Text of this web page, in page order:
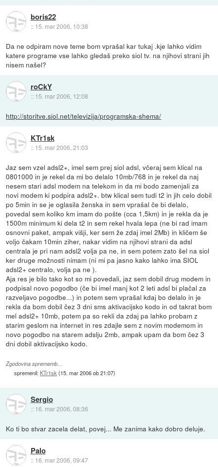
boris22
:: 15. mar 2006, 10:38
Da ne odpiram nove teme bom vprašal kar tukaj .kje lahko vidim
katere programe vse lahko gledaš preko siol tv. na njihovi strani jih
nisem našel?
roCkY
:: 15. mar 2006, 12:08
http://storitve.siol.net/televizija/programska-shema/
KTr1sk
:: 15. mar 2006, 21:03
Jaz sem vzel adsl2+, imel sem prej siol adsl, včeraj sem klical na
0801000 in je rekel da mi bo delalo 10mb/768 in je rekel da naj
nesem stari adsl modem na telekom in da mi bodo zamenjali za
novi modem ki podpira adsl2+. btw klical sem tudi t2 in jih celo dobil
po 5min in se je oglasila ženska in sem vprašal če bi delalo,
povedal sem koliko km imam do pošte (cca 1,5km) in je rekla da je
1500m minimum ki dela t2 in sem rekel hvala lepa (ne bi rad imam
osnovni paket, ampak višji, ker sem že zdaj imel 2Mb) in kličem še
voljo čakam 10min ziher, nakar vidim na njihovi strani da adsl
centrala je pri nam adsl2 volja pa ne, in sem potem zato šel na siol
ker druge možnosti nimam (ni mi pa jasno kako lahko ima SIOL
adsl2+ centralo, volja pa ne ).
Aja res je bilo tako kot so mi povedali, jaz sem dobil drug modem in
podpisal novo pogodbo (če bi imel manj kot 2 leti adsl bi plačal za
razveljavo pogodbe...) in potem sem vprašal kdaj bo delalo in je
rekla da bom dobil čez 3 dni sms aktivacijsko kodo in od takrat bom
mel adsl2+ 10mb, potem pa so rekli da zdaj pa lahko probam z
starim geslom na internet in res zdajle sem z novim modemom in
novo pogodbo na starem adslju 2mb, ampak upam da bom čez 3
dni dobil aktivacijsko kodo.
Zgodovina sprememb…
spremenil: KTr1sk (15. mar 2006 ob 21:07)
Sergio
:: 16. mar 2006, 08:36
Ko ti bo stvar zacela delat, povej... Me zanima kako dobro deluje.
Palo
:: 16. mar 2006, 09:47